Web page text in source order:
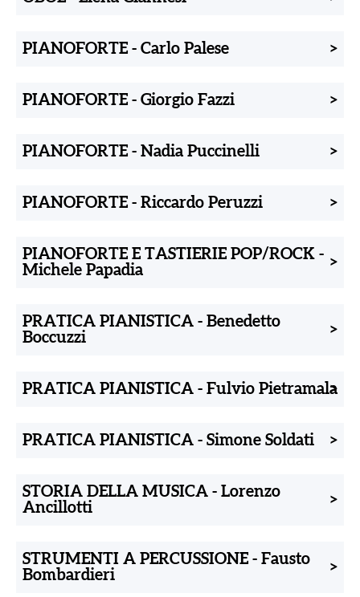
PIANOFORTE - Carlo Palese >
PIANOFORTE - Giorgio Fazzi >
PIANOFORTE - Nadia Puccinelli >
PIANOFORTE - Riccardo Peruzzi >
PIANOFORTE E TASTIERIE POP/ROCK -
Michele Papadia
>
PRATICA PIANISTICA - Benedetto
Boccuzzi
>
PRATICA PIANISTICA - Fulvio Pietramala
>
PRATICA PIANISTICA - Simone Soldati >
STORIA DELLA MUSICA - Lorenzo
Ancillotti
>
STRUMENTI A PERCUSSIONE - Fausto
Bombardieri
>